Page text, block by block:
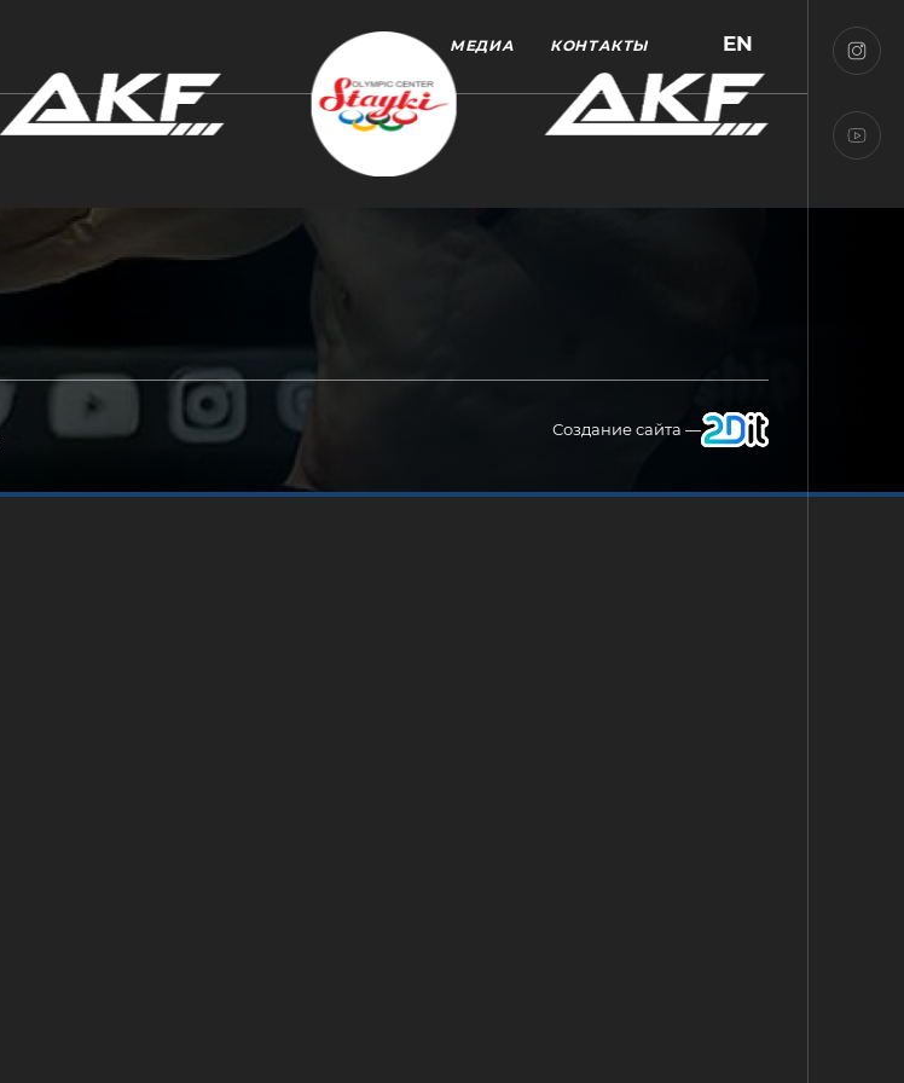
МЕДИА КОНТАКТЫ EN
Создание сайта —